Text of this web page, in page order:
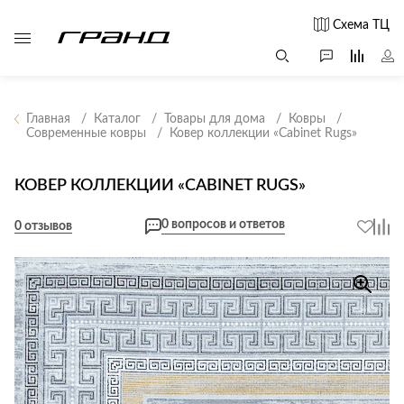
Схема ТЦ
столы
Кофейные
столики
Обеденные
столы
Письменные
столы
Кресла и мешки
Пуфы и
банкетки
Сад и дача
Аксессуары для
сада
Бра
лампы
Потолочные
светильники
Светильники
Светодиодные
ленты
Споты
Главная Каталог Товары для дома
Ковры
Современные ковры
Ковер коллекции «Cabinet Rugs»
КОВЕР КОЛЛЕКЦИИ «CABINET RUGS»
0 отзывов 0 вопросов и ответов